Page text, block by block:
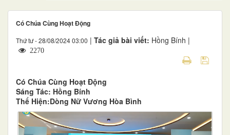
Có Chúa Cùng Hoạt Động
Thứ tư - 28/08/2024 03:00 | Tác giả bài viết: Hồng Bính |
2270
Có Chúa Cùng Hoạt Động
Sáng Tác: Hồng Bính
Thể Hiện:Dòng Nữ Vương Hòa Bình